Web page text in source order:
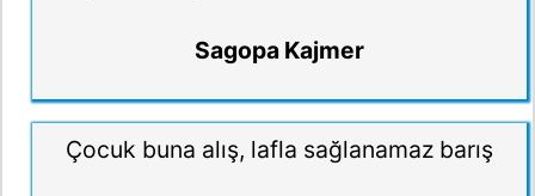
Sagopa Kajmer
Çocuk buna alış, lafla sağlanamaz barış